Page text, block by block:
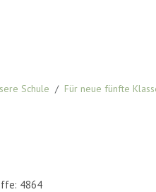
Schule Für neue fünfte
4864